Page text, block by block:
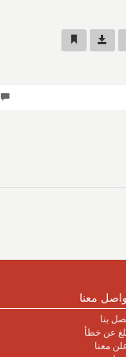
معنا
بنا
عن خطأ
معنا